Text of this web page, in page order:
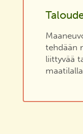
tehdään
liittyvää
maatilalla.